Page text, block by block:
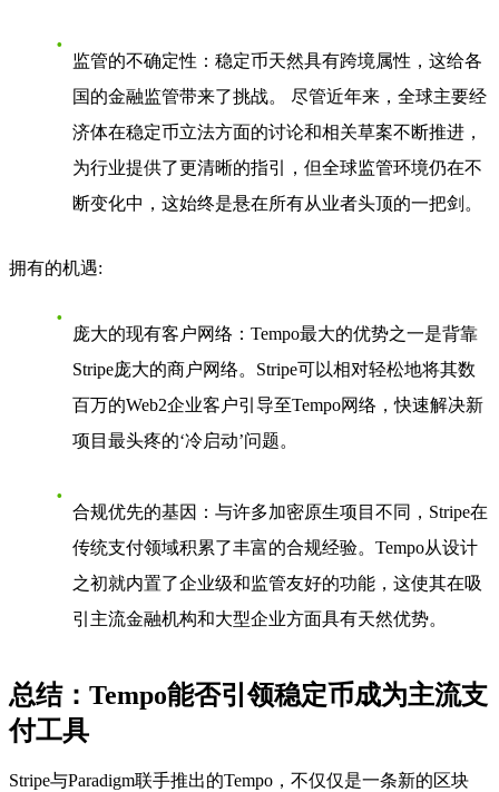
监管的不确定性 ：稳定币天然具有跨境属性，这给各
国的金融监管带来了挑战。 尽管近年来，全球主要经
济体在稳定币立法方面的讨论和相关草案不断推进，
为行业提供了更清晰的指引，但全球监管环境仍在不
断变化中，这始终是悬在所有从业者头顶的一把剑。
拥有的机遇:
庞大的现有客户网络 ：Tempo最大的优势之一是背靠
Stripe庞大的商户网络。Stripe可以相对轻松地将其数
百万的Web2企业客户引导至Tempo网络，快速解决新
项目最头疼的‘冷启动’问题。
合规优先的基因 ：与许多加密原生项目不同，Stripe在
传统支付领域积累了丰富的合规经验。Tempo从设计
之初就内置了企业级和监管友好的功能，这使其在吸
引主流金融机构和大型企业方面具有天然优势。
总结：Tempo能否引领稳定币成为主流支
付工具
Stripe与Paradigm联手推出的Tempo，不仅仅是一条新的区块